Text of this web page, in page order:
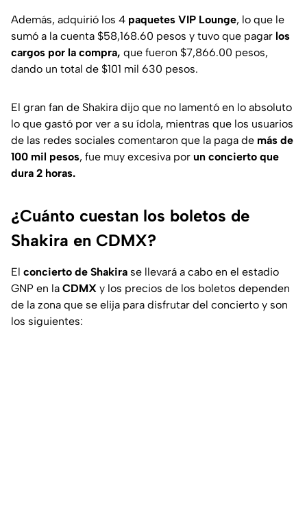
Además, adquirió los 4 paquetes VIP Lounge, lo que le
sumó a la cuenta $58,168.60 pesos y tuvo que pagar los
cargos por la compra, que fueron $7,866.00 pesos,
dando un total de $101 mil 630 pesos.
El gran fan de Shakira dijo que no lamentó en lo absoluto
lo que gastó por ver a su ídola, mientras que los usuarios
de las redes sociales comentaron que la paga de más de
100 mil pesos, fue muy excesiva por un concierto que
dura 2 horas.
¿Cuánto cuestan los boletos de
Shakira en CDMX?
El concierto de Shakira se llevará a cabo en el estadio
GNP en la CDMX y los precios de los boletos dependen
de la zona que se elija para disfrutar del concierto y son
los siguientes: